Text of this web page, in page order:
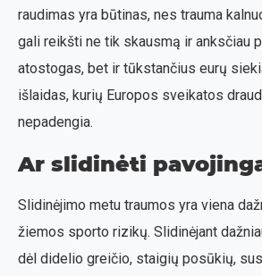
raudimas yra būtinas, nes trauma
gali reikšti ne tik skausmą ir anksčiau
atostogas, bet ir tūkstančius eurų
išlaidas, kurių Europos sveikatos
nepadengia.
Ar slidinėti
Slidinėjimo metu traumos yra viena
žiemos sporto rizikų. Slidinėjant
dėl didelio greičio, staigių posūkių,